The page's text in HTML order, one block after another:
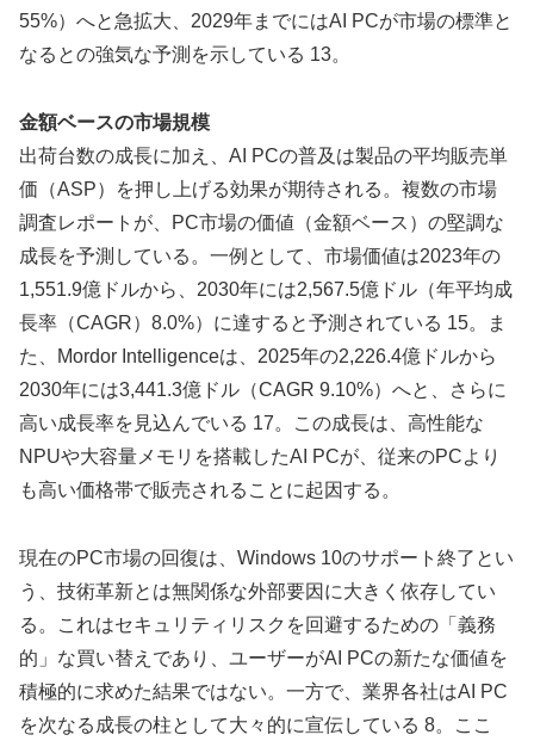
55%）へと急拡大、2029年までにはAI PCが市場の標準と
なるとの強気な予測を示している 13。
金額ベースの市場規模
出荷台数の成長に加え、AI PCの普及は製品の平均販売単
価（ASP）を押し上げる効果が期待される。複数の市場
調査レポートが、PC市場の価値（金額ベース）の堅調な
成長を予測している。一例として、市場価値は2023年の
1,551.9億ドルから、2030年には2,567.5億ドル（年平均成
長率（CAGR）8.0%）に達すると予測されている 15。ま
た、Mordor Intelligenceは、2025年の2,226.4億ドルから
2030年には3,441.3億ドル（CAGR 9.10%）へと、さらに
高い成長率を見込んでいる 17。この成長は、高性能な
NPUや大容量メモリを搭載したAI PCが、従来のPCより
も高い価格帯で販売されることに起因する。
現在のPC市場の回復は、Windows 10のサポート終了とい
う、技術革新とは無関係な外部要因に大きく依存してい
る。これはセキュリティリスクを回避するための「義務
的」な買い替えであり、ユーザーがAI PCの新たな価値を
積極的に求めた結果ではない。一方で、業界各社はAI PC
を次なる成長の柱として大々的に宣伝している 8。ここ